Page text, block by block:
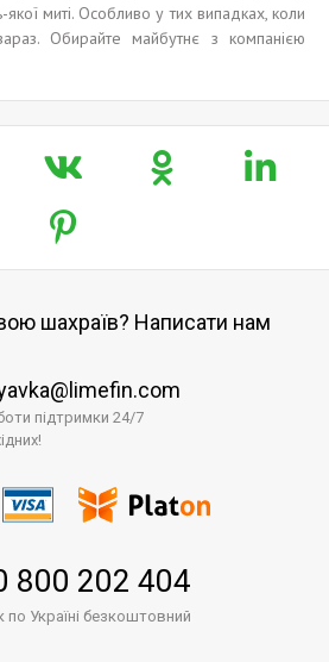
якої миті. Особливо у тих випадках, коли
Обирайте майбутнє з компанією
шахраїв? Написати нам
підтримки 24/7
800 202 404
по Україні безкоштовний